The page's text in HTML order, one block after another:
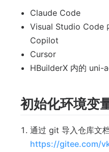
Claude Code
Visual Studio Code
Copilot
Cursor
HBuilderX 内的 uni-
初始化环境变
通过 git 导入仓库文
https://gitee.com/